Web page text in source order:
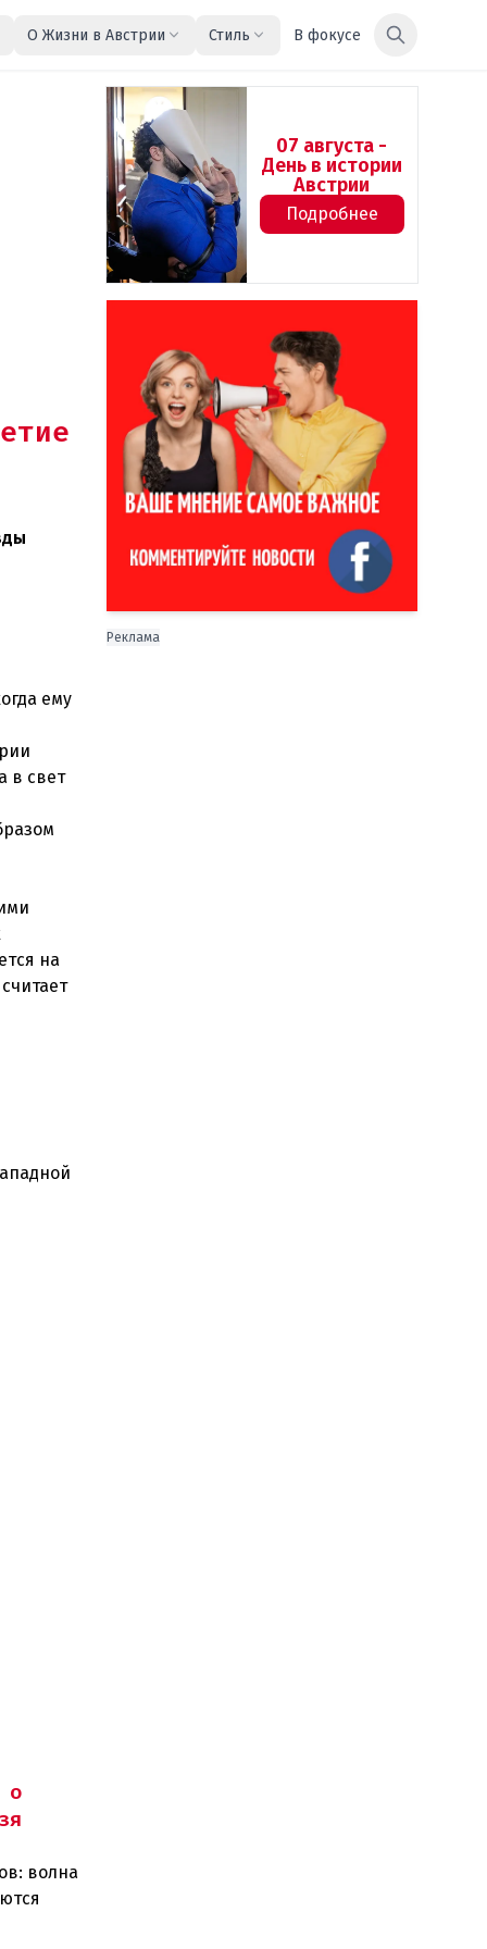
О Жизни в Австрии Стиль В фокусе
ему
в свет
на
о
волна
07 августа -
День в истории
Австрии
Подробнее
Реклама